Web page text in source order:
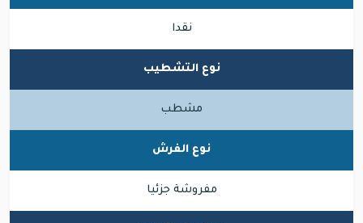
نقدا
نوع التشطيب
مشطب
نوع الفرش
مفروشة جزئيا